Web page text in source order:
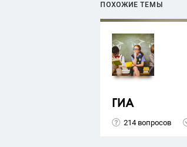
ПОХОЖИЕ ТЕМЫ
ГИА
214 вопросов